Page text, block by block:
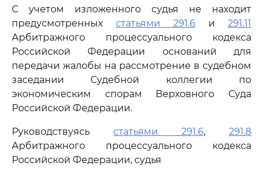
С учетом изложенного судья не находит
предусмотренных статьями 291.6 и 291.11
Арбитражного процессуального кодекса
Российской Федерации оснований для
передачи жалобы на рассмотрение в судебном
заседании Судебной коллегии по
экономическим спорам Верховного Суда
Российской Федерации.
Руководствуясь статьями 291.6, 291.8
Арбитражного процессуального кодекса
Российской Федерации, судья